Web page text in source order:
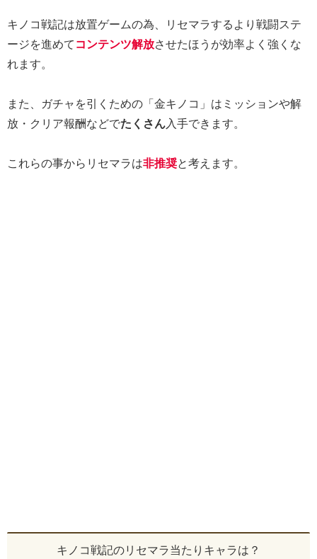
キノコ戦記は放置ゲームの為、リセマラするより戦闘ステ
ージを進めて コンテンツ解放させたほうが効率よく強くな
れます。
また、ガチャを引くための「金キノコ」はミッションや解
放・クリア報酬などでたくさん入手できます。
これらの事からリセマラは非推奨と考えます。
キノコ戦記のリセマラ当たりキャラは？